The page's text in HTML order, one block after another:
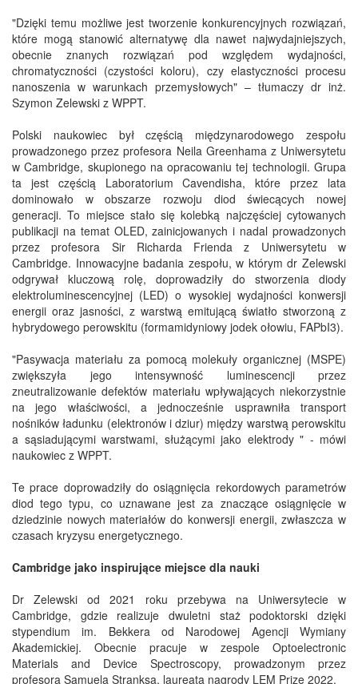
"Dzięki temu możliwe jest tworzenie konkurencyjnych rozwiązań,
które mogą stanowić alternatywę dla nawet najwydajniejszych,
obecnie znanych rozwiązań pod względem wydajności,
chromatyczności (czystości koloru), czy elastyczności procesu
nanoszenia w warunkach przemysłowych" – tłumaczy dr inż.
Szymon Zelewski z WPPT.
Polski naukowiec był częścią międzynarodowego zespołu
prowadzonego przez profesora Neila Greenhama z Uniwersytetu
w Cambridge, skupionego na opracowaniu tej technologii. Grupa
ta jest częścią Laboratorium Cavendisha, które przez lata
dominowało w obszarze rozwoju diod świecących nowej
generacji. To miejsce stało się kolebką najczęściej cytowanych
publikacji na temat OLED, zainicjowanych i nadal prowadzonych
przez profesora Sir Richarda Frienda z Uniwersytetu w
Cambridge. Innowacyjne badania zespołu, w którym dr Zelewski
odgrywał kluczową rolę, doprowadziły do stworzenia diody
elektroluminescencyjnej (LED) o wysokiej wydajności konwersji
energii oraz jasności, z warstwą emitującą światło stworzoną z
hybrydowego perowskitu (formamidyniowy jodek ołowiu, FAPbI3).
"Pasywacja materiału za pomocą molekuły organicznej (MSPE)
zwiększyła jego intensywność luminescencji przez
zneutralizowanie defektów materiału wpływających niekorzystnie
na jego właściwości, a jednocześnie usprawniła transport
nośników ładunku (elektronów i dziur) między warstwą perowskitu
a sąsiadującymi warstwami, służącymi jako elektrody " - mówi
naukowiec z WPPT.
Te prace doprowadziły do osiągnięcia rekordowych parametrów
diod tego typu, co uznawane jest za znaczące osiągnięcie w
dziedzinie nowych materiałów do konwersji energii, zwłaszcza w
czasach kryzysu energetycznego.
Cambridge jako inspirujące miejsce dla nauki
Dr Zelewski od 2021 roku przebywa na Uniwersytecie w
Cambridge, gdzie realizuje dwuletni staż podoktorski dzięki
stypendium im. Bekkera od Narodowej Agencji Wymiany
Akademickiej. Obecnie pracuje w zespole Optoelectronic
Materials and Device Spectroscopy, prowadzonym przez
profesora Samuela Stranksa, laureata nagrody LEM Prize 2022.